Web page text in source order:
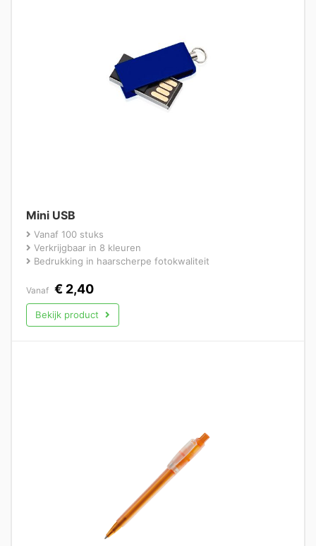
Mini USB
Vanaf 100 stuks
Verkrijgbaar in 8 kleuren
Bedrukking in haarscherpe fotokwaliteit
Vanaf € 2,40
Bekijk product